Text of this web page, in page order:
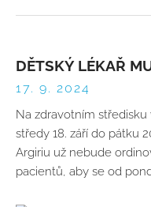
DĚTSKÝ LÉKAŘ
17. 9. 2024
Na zdravotním
středy 18. září do pátku
Argiriu už nebude
pacientů, aby se od